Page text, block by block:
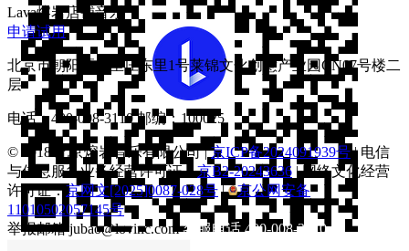
Lava熔岩店铺音乐
申请试用
北京市朝阳区八里庄东里1号莱锦文化创意产业园CN07号楼二
层
电话：400-008-3110邮编：100025
© 2018 北京熔岩音乐有限公司 |京ICP备2024091939号 | 电信
与信息服务业务经营许可证：京B2-20243636 | 网络文化经营
许可证： 京网文[2025]0087-028号| 京公网安备
11010502057145号
举报邮箱jubao@lovinc.com 客服电话400-008-3110